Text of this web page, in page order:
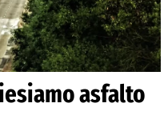
asfalto